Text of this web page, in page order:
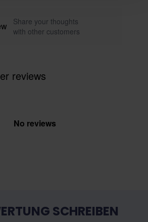
Share your thoughts
with other customers
reviews
No reviews
SCHREIBEN